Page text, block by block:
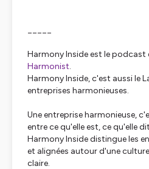
Harmony Inside est le
Harmonist.
Harmony Inside, c'est aussi le
entreprises harmonieuses.
Une entreprise harmonieuse,
entre ce qu'elle est, ce qu'elle
Harmony Inside distingue les
et alignées autour d'une
claire.